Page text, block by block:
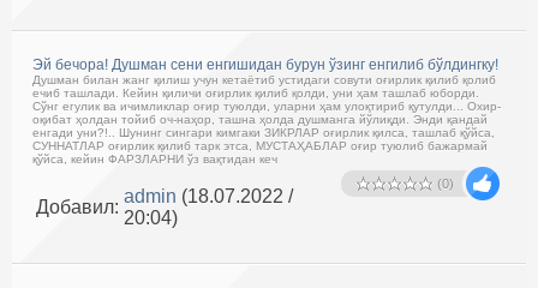
Эй бечора! Душман сени енгишидан бурун ўзинг енгилиб бўлдингку!
Душман билан жанг қилиш учун кетаётиб устидаги совути оғирлик қилиб қолиб
ечиб ташлади. Кейин қиличи оғирлик қилиб қолди, уни ҳам ташлаб юборди.
Сўнг егулик ва ичимликлар оғир туюлди, уларни ҳам улоқтириб қутулди... Охир-
оқибат ҳолдан тойиб оч-наҳор, ташна ҳолда душманга йўлиқди. Энди қандай
енгади уни?!.. Шунинг сингари кимгаки ЗИКРЛАР оғирлик қилса, ташлаб қўйса,
СУННАТЛАР оғирлик қилиб тарк этса, МУСТАҲАБЛАР оғир туюлиб бажармай
қўйса, кейин ФАРЗЛАРНИ ўз вақтидан кеч
(0)
Добавил:
admin (18.07.2022 /
20:04)